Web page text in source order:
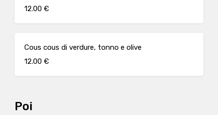
12.00 €
Cous cous di verdure, tonno e olive
12.00 €
Poi